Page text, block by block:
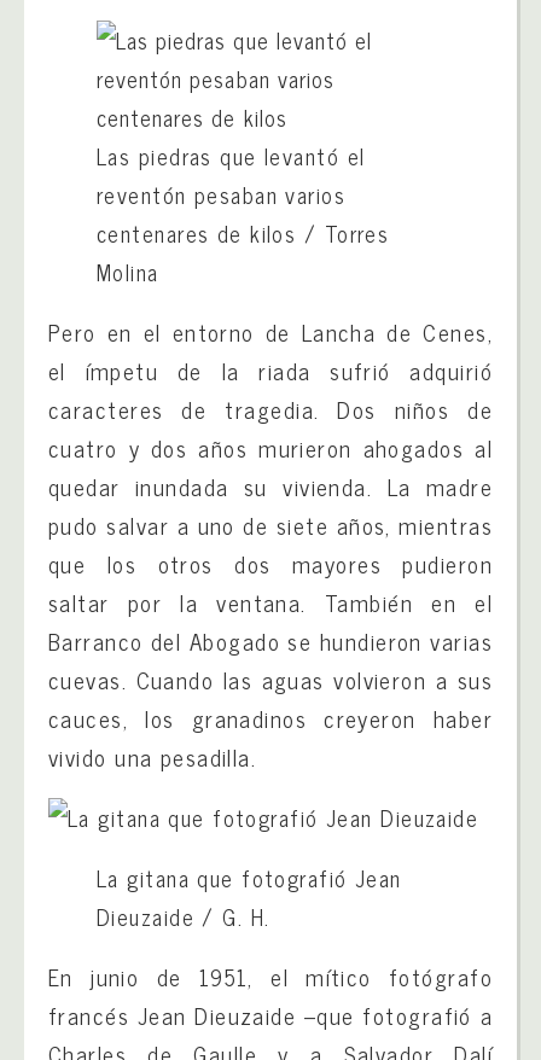
Las piedras que levantó el
reventón pesaban varios
centenares de kilos / Torres
Molina
Pero en el entorno de Lancha de Cenes,
el ímpetu de la riada sufrió adquirió
caracteres de tragedia. Dos niños de
cuatro y dos años murieron ahogados al
quedar inundada su vivienda. La madre
pudo salvar a uno de siete años, mientras
que los otros dos mayores pudieron
saltar por la ventana. También en el
Barranco del Abogado se hundieron varias
cuevas. Cuando las aguas volvieron a sus
cauces, los granadinos creyeron haber
vivido una pesadilla.
La gitana que fotografió Jean
Dieuzaide/G. H.
En junio de 1951, el mítico fotógrafo
francés Jean Dieuzaide –que fotografió a